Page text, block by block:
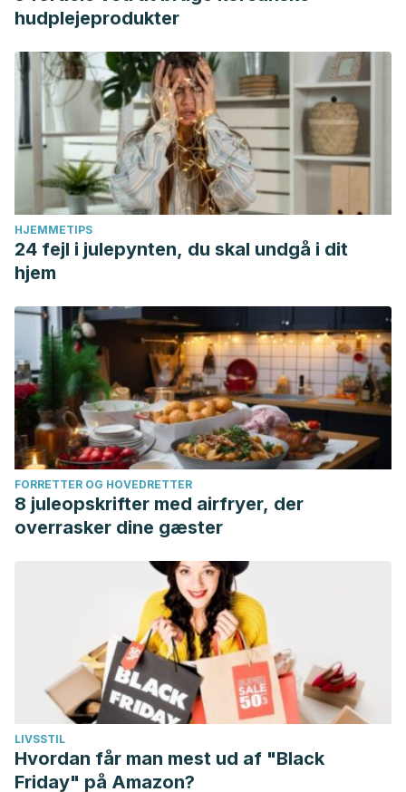
Consumption. National Integrated Food Safety Initiative of
National Institute of Food and Agriculture.
Guilford, J. M., & Pezzuto, J. M. (2011). Wine and health: A
review. American Journal of Enology and Viticulture.
https://doi.org/10.5344/ajev.2011.11013
hudplejeprodukter
HJEMMETIPS
24 fejl i julepynten, du skal undgå i dit
hjem
FORRETTER OG HOVEDRETTER
8 juleopskrifter med airfryer, der
overrasker dine gæster
LIVSSTIL
Hvordan får man mest ud af "Black
Friday" på Amazon?